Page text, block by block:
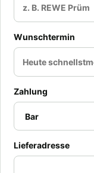
Wunschtermin
Zahlung
Lieferadresse